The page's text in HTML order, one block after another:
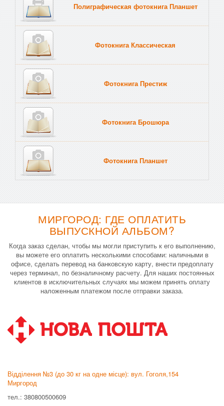
Полиграфическая фотокнига Планшет
Фотокнига Классическая
Фотокнига Престиж
Фотокнига Брошюра
Фотокнига Планшет
МИРГОРОД: ГДЕ ОПЛАТИТЬ
ВЫПУСКНОЙ АЛЬБОМ?
Когда заказ сделан, чтобы мы могли приступить к его выполнению,
вы можете его оплатить несколькими способами: наличными в
офисе, сделать перевод на банковскую карту, внести предоплату
через терминал, по безналичному расчету. Для наших постоянных
клиентов в исключительных случаях мы можем принять оплату
наложенным платежом после отправки заказа.
Відділення №3 (до 30 кг на одне місце): вул. Гоголя,154
Миргород
тел.: 380800500609